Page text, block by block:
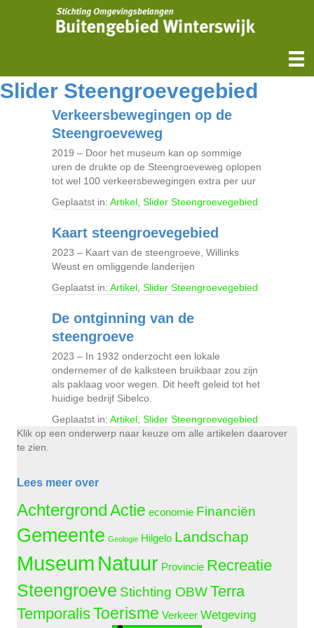
Slider Steengroevegebied
Verkeersbewegingen op de
Steengroeveweg
2019 – Door het museum kan op sommige
uren de drukte op de Steengroeveweg oplopen
tot wel 100 verkeersbewegingen extra per uur
Geplaatst in: Artikel, Slider Steengroevegebied
Kaart steengroevegebied
2023 – Kaart van de steengroeve, Willinks
Weust en omliggende landerijen
Geplaatst in: Artikel, Slider Steengroevegebied
De ontginning van de
steengroeve
2023 – In 1932 onderzocht een lokale
ondernemer of de kalksteen bruikbaar zou zijn
als paklaag voor wegen. Dit heeft geleid tot het
huidige bedrijf Sibelco.
Geplaatst in: Artikel, Slider Steengroevegebied
Klik op een onderwerp naar keuze om alle artikelen daarover
te zien.
Lees meer over
Achtergrond Actie economie Financiën
Gemeente Geologie Hilgelo Landschap
Museum Natuur Provincie Recreatie
Steengroeve Stichting OBWTerra
TemporalisToerisme Verkeer Wetgeving